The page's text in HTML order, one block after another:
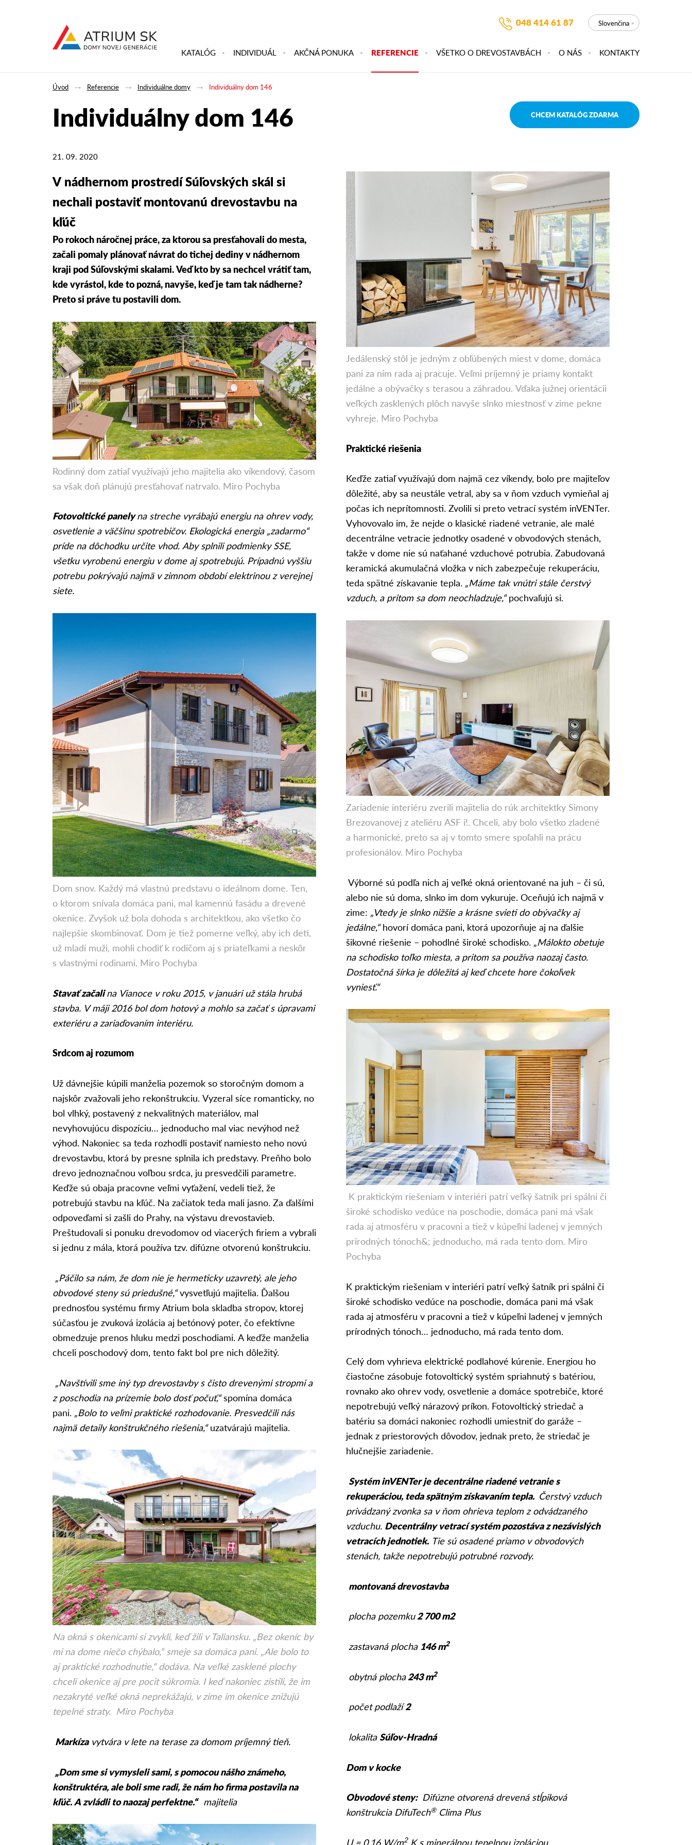
Slovenčina
048 414 61 87
KATALÓG INDIVIDUÁL AKČNÁ PONUKA REFERENCIE VŠETKO O DREVOSTAVBÁCH O NÁS KONTAKTY
Úvod Referencie Individuálne domy Individuálny dom 146
Individuálny dom 146 CHCEM KATALÓG ZDARMA
21. 09. 2020
V nádhernom prostredí Súľovských skál si
nechali postaviť montovanú drevostavbu na
kľúč
Po rokoch náročnej práce, za ktorou sa presťahovali do mesta,
začali pomaly plánovať návrat do tichej dediny v nádhernom
kraji pod Súľovskými skalami. Veď kto by sa nechcel vrátiť tam,
kde vyrástol, kde to pozná, navyše, keď je tam tak nádherne?
Preto si práve tu postavili dom.
Rodinný dom zatiaľ využívajú jeho majitelia ako víkendový, časom
sa však doň plánujú presťahovať natrvalo. Miro Pochyba
Fotovoltické panelyna streche vyrábajú energiu na ohrev vody,
osvetlenie a väčšinu spotrebičov. Ekologická energia „zadarmo“
príde na dôchodku určite vhod. Aby splnili podmienky SSE,
všetku vyrobenú energiu v dome aj spotrebujú. Prípadnú vyššiu
potrebu pokrývajú najmä v zimnom období elektrinou z verejnej
siete.
Dom snov. Každý má vlastnú predstavu o ideálnom dome. Ten,
o ktorom snívala domáca pani, mal kamennú fasádu a drevené
okenice. Zvyšok už bola dohoda s architektkou, ako všetko čo
najlepšie skombinovať. Dom je tiež pomerne veľký, aby ich deti,
už mladí muži, mohli chodiť k rodičom aj s priateľkami a neskôr
s vlastnými rodinami. Miro Pochyba
Stavať začalina Vianoce v roku 2015, v januári už stála hrubá
stavba. V máji 2016 bol dom hotový a mohlo sa začať s úpravami
exteriéru a zariaďovaním interiéru.
Srdcom aj rozumom
Už dávnejšie kúpili manželia pozemok so storočným domom a
najskôr zvažovali jeho rekonštrukciu. Vyzeral síce romanticky, no
bol vlhký, postavený z nekvalitných materiálov, mal
nevyhovujúcu dispozíciu… jednoducho mal viac nevýhod než
výhod. Nakoniec sa teda rozhodli postaviť namiesto neho novú
drevostavbu, ktorá by presne splnila ich predstavy. Preňho bolo
drevo jednoznačnou voľbou srdca, ju presvedčili parametre.
Keďže sú obaja pracovne veľmi vyťažení, vedeli tiež, že
potrebujú stavbu na kľúč. Na začiatok teda mali jasno. Za ďalšími
odpoveďami si zašli do Prahy, na výstavu drevostavieb.
Preštudovali si ponuku drevodomov od viacerých firiem a vybrali
si jednu z mála, ktorá používa tzv. difúzne otvorenú konštrukciu.
„Páčilo sa nám, že dom nie je hermeticky uzavretý, ale jeho
obvodové steny sú priedušné,“vysvetľujú majitelia. Ďalšou
prednosťou systému firmy Atrium bola skladba stropov, ktorej
súčasťou je zvuková izolácia aj betónový poter, čo efektívne
obmedzuje prenos hluku medzi poschodiami. A keďže manželia
chceli poschodový dom, tento fakt bol pre nich dôležitý.
„Navštívili sme iný typ drevostavby s čisto drevenými stropmi a
z poschodia na prízemie bolo dosť počuť,“spomína domáca
pani. „Bolo to veľmi praktické rozhodovanie. Presvedčili nás
najmä detaily konštrukčného riešenia,“uzatvárajú majitelia.
Na okná s okenicami si zvykli, keď žili v Taliansku. „Bez okeníc by
mi na dome niečo chýbalo,“ smeje sa domáca pani. „Ale bolo to
aj praktické rozhodnutie,“ dodáva. Na veľké zasklené plochy
chceli okenice aj pre pocit súkromia. I keď nakoniec zistili, že im
nezakryté veľké okná neprekážajú, v zime im okenice znižujú
tepelné straty. Miro Pochyba
Markízavytvára v lete na terase za domom príjemný tieň.
„Dom sme si vymysleli sami, s pomocou nášho známeho,
konštruktéra, ale boli sme radi, že nám ho firma postavila na
kľúč. A zvládli to naozaj perfektne.“ majitelia
Jedálenský stôl je jedným z obľúbených miest v dome, domáca
pani za ním rada aj pracuje. Veľmi príjemný je priamy kontakt
jedálne a obývačky s terasou a záhradou. Vďaka južnej orientácii
veľkých zasklených plôch navyše slnko miestnosť v zime pekne
vyhreje. Miro Pochyba
Praktické riešenia
Keďže zatiaľ využívajú dom najmä cez víkendy, bolo pre majiteľov
dôležité, aby sa neustále vetral, aby sa v ňom vzduch vymieňal aj
počas ich neprítomnosti. Zvolili si preto vetrací systém inVENTer.
Vyhovovalo im, že nejde o klasické riadené vetranie, ale malé
decentrálne vetracie jednotky osadené v obvodových stenách,
takže v dome nie sú naťahané vzduchové potrubia. Zabudovaná
keramická akumulačná vložka v nich zabezpečuje rekuperáciu,
teda spätné získavanie tepla. „Máme tak vnútri stále čerstvý
vzduch, a pritom sa dom neochladzuje,“pochvaľujú si.
Zariadenie interiéru zverili majitelia do rúk architektky Simony
Brezovanovej z ateliéru ASF i!. Chceli, aby bolo všetko zladené
a harmonické, preto sa aj v tomto smere spoľahli na prácu
profesionálov. Miro Pochyba
Výborné sú podľa nich aj veľké okná orientované na juh – či sú,
alebo nie sú doma, slnko im dom vykuruje. Oceňujú ich najmä v
zime: „Vtedy je slnko nižšie a krásne svieti do obývačky aj
jedálne,“hovorí domáca pani, ktorá upozorňuje aj na ďalšie
šikovné riešenie – pohodlné široké schodisko. „Málokto obetuje
na schodisko toľko miesta, a pritom sa používa naozaj často.
Dostatočná šírka je dôležitá aj keď chcete hore čokoľvek
vyniesť.“
K praktickým riešeniam v interiéri patrí veľký šatník pri spálni či
široké schodisko vedúce na poschodie, domáca pani má však
rada aj atmosféru v pracovni a tiež v kúpeľni ladenej v jemných
prírodných tónoch&; jednoducho, má rada tento dom. Miro
Pochyba
K praktickým riešeniam v interiéri patrí veľký šatník pri spálni či
široké schodisko vedúce na poschodie, domáca pani má však
rada aj atmosféru v pracovni a tiež v kúpeľni ladenej v jemných
prírodných tónoch… jednoducho, má rada tento dom.
Celý dom vyhrieva elektrické podlahové kúrenie. Energiou ho
čiastočne zásobuje fotovoltický systém spriahnutý s batériou,
rovnako ako ohrev vody, osvetlenie a domáce spotrebiče, ktoré
nepotrebujú veľký nárazový príkon. Fotovoltický striedač a
batériu sa domáci nakoniec rozhodli umiestniť do garáže –
jednak z priestorových dôvodov, jednak preto, že striedač je
hlučnejšie zariadenie.
Systém inVENTer je decentrálne riadené vetranie s
rekuperáciou, teda spätným získavaním tepla. Čerstvý vzduch
privádzaný zvonka sa v ňom ohrieva teplom z odvádzaného
vzduchu. Decentrálny vetrací systém pozostáva z nezávislých
vetracích jednotiek. Tie sú osadené priamo v obvodových
stenách, takže nepotrebujú potrubné rozvody.
montovaná drevostavba
plocha pozemku2 700 m2
zastavaná plocha 146 m2
obytná plocha243 m2
počet podlaží2
lokalitaSúľov-Hradná
Dom v kocke
Obvodové steny: Difúzne otvorená drevená stĺpiková
konštrukcia DifuTech®Clima Plus
U = 0,16 W/m2K s minerálnou tepelnou izoláciou